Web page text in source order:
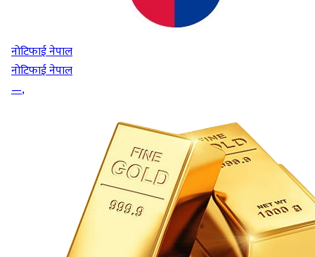
नोटिफाई नेपाल
नोटिफाई नेपाल
—,